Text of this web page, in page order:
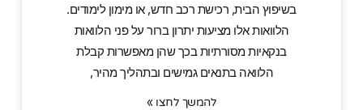
בשיפוץ הבית, רכישת רכב חדש, או מימון לימודים.
הלוואות אלו מציעות יתרון ברור על פני הלוואות
בנקאיות מסורתיות בכך שהן מאפשרות קבלת
הלוואה בתנאים גמישים ובתהליך מהיר,
להמשך לחצו »